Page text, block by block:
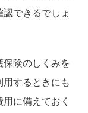
できるでしょ
保険のしくみを
するときにも
に備えておく